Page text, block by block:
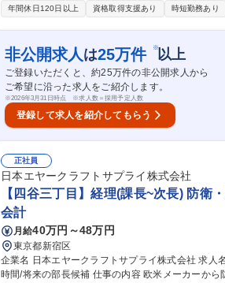
たり 各海外工場の現場を正しく把握し、設備・品質・生産性の観点から改善を推進を期待します。自動化率が非
工場の生産サポート ■生産性及び品質の向上(設備
■設備導入FSサポート、生産性向上サポートなど 募集職種 【生産改善/海外工場コンサル(日本在籍で海外工場担
当)】グローバル強化中
年間休日120日以上 資格取得支援あり 時短勤務あり
非公開求人 は25万件 ※以上
ご登録いただくと、約25万件の非公開求人から
ご希望に沿った求人をご紹介します。
※2026年3月31日時点 ※求人数＝採用予定人数
登録して求人を紹介してもらう
正社員
日本エヤークラフトサプライ株式会社
【四谷三丁目】経理(課長~次長) 防衛
会計
月給40万円～48万円
東京都新宿区
企業名 日本エヤークラフトサプライ株式会社 求人名 【四谷三丁目】経理(課長～次長)■防衛・航空宇宙/残業月10
時間/将来の部長候補 仕事の内容 欧米メーカーから防衛・航空宇宙機器部品を輸入し、防衛省や国内大手メーカー